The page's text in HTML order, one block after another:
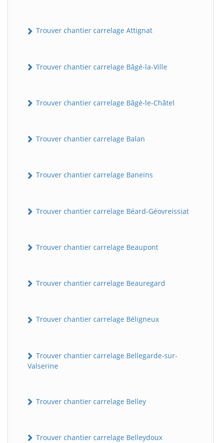
Trouver chantier carrelage Attignat
Trouver chantier carrelage Bâgé-la-Ville
Trouver chantier carrelage Bâgé-le-Châtel
Trouver chantier carrelage Balan
Trouver chantier carrelage Baneins
Trouver chantier carrelage Béard-Géovreissiat
Trouver chantier carrelage Beaupont
Trouver chantier carrelage Beauregard
Trouver chantier carrelage Béligneux
Trouver chantier carrelage Bellegarde-sur-
Valserine
Trouver chantier carrelage Belley
Trouver chantier carrelage Belleydoux